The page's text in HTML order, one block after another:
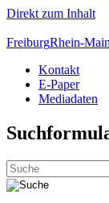
Direkt zum Inhalt
FreiburgRhein-
Kontakt
E-Paper
Mediadaten